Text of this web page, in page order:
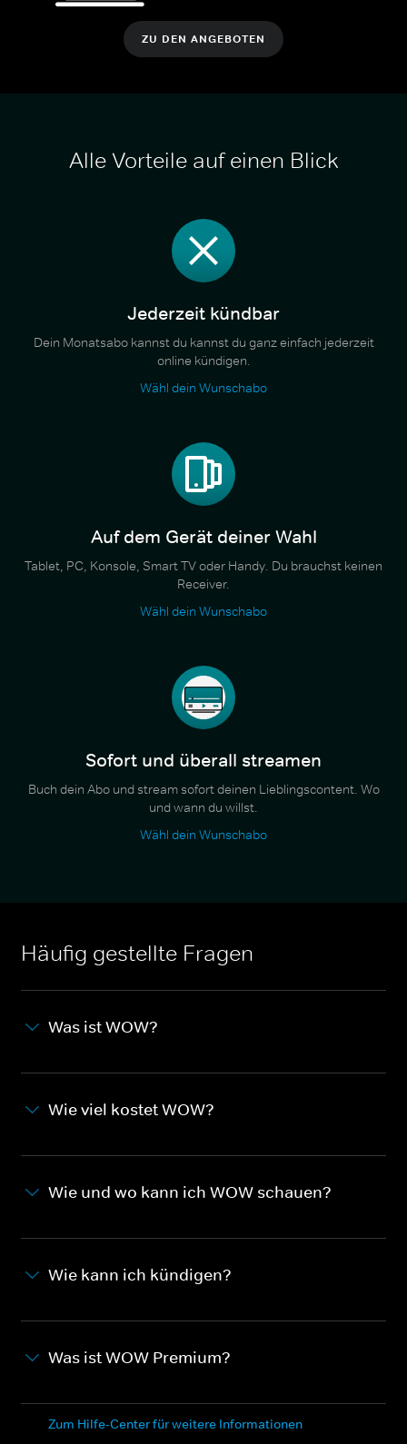
ZU DEN ANGEBOTEN
Alle Vorteile auf einen Blick
Jederzeit kündbar
Dein Monatsabo kannst du kannst du ganz einfach jederzeit
online kündigen.
Wähl dein Wunschabo
Auf dem Gerät deiner Wahl
Tablet, PC, Konsole, Smart TV oder Handy. Du brauchst keinen
Receiver.
Wähl dein Wunschabo
Sofort und überall streamen
Buch dein Abo und stream sofort deinen Lieblingscontent. Wo
und wann du willst.
Wähl dein Wunschabo
Häufig gestellte Fragen
Was ist WOW?
Wie viel kostet WOW?
Wie und wo kann ich WOW schauen?
Wie kann ich kündigen?
Was ist WOW Premium?
Zum Hilfe-Center für weitere Informationen